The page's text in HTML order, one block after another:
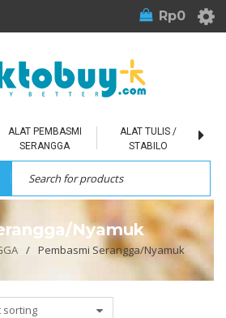
Rp0
ALAT PEMBASMI
SERANGGA
ALAT TULIS /
STABILO
Nyamuk
/ Pembasmi Serangga/Nyamuk
sorting